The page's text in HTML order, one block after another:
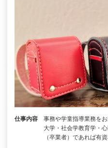
仕事内容
事務や学童指導業務を
大学・社会学教育学・
（卒業者）であれば有